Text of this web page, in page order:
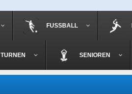
FUSSBALL
TURNEN SENIOREN